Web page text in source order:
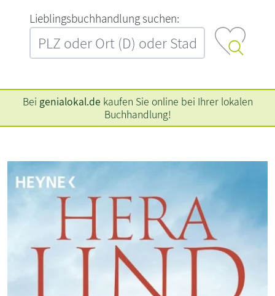
L‍i‍e‍b‍l‍i‍n‍g‍s‍b‍u‍c‍h‍h‍a‍n‍d‍l‍u‍n‍g‍ ‍s‍u‍c‍h‍e‍n‍:‍
Bei genialokal.de kaufen Sie online bei Ihrer lokalen
Buchhandlung!